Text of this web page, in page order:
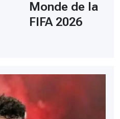
Monde de la
FIFA 2026